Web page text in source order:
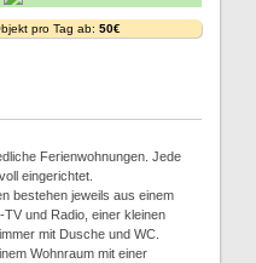
pro Tag ab: 50€
Ferienwohnungen. Jede
eingerichtet.
bestehen jeweils aus einem
und Radio, einer kleinen
mit Dusche und WC.
Wohnraum mit einer